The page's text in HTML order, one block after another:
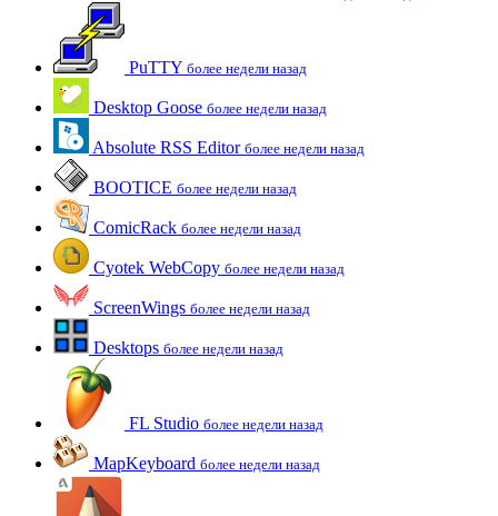
PuTTY более недели назад
Desktop Goose более недели назад
Absolute RSS Editor более недели назад
BOOTICE более недели назад
ComicRack более недели назад
Cyotek WebCopy более недели назад
ScreenWings более недели назад
Desktops более недели назад
FL Studio более недели назад
MapKeyboard более недели назад